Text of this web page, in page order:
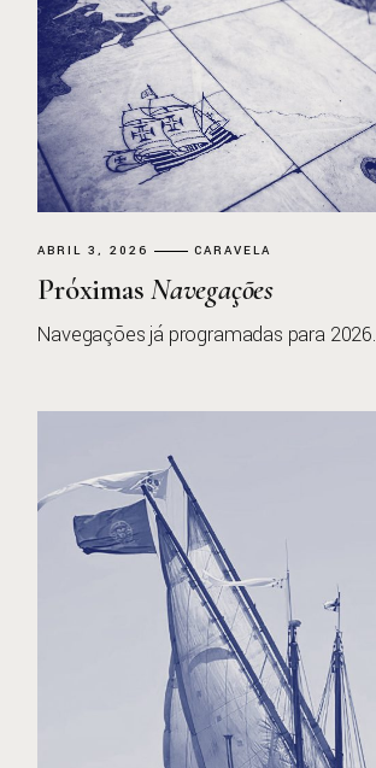
ABRIL 3, 2026 CARAVELA
PróximasNavegações
Navegações já programadas para 2026.